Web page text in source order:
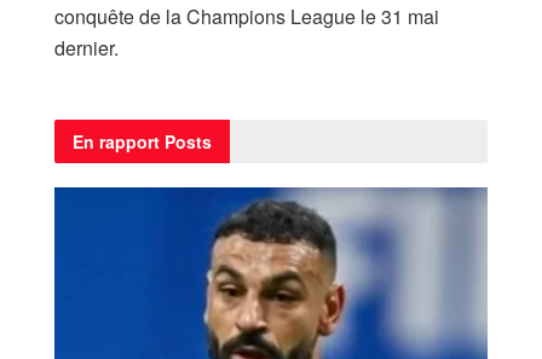
conquête de la Champions League le 31 mai
dernier.
En rapport Posts